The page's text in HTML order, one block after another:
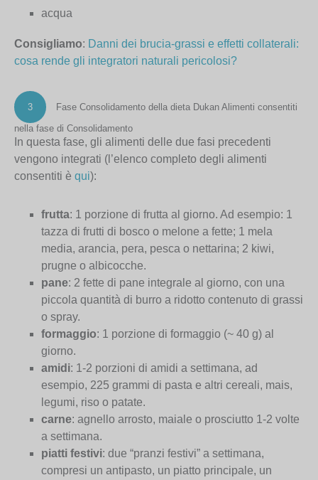
acqua
Consigliamo: Danni dei brucia-grassi e effetti collaterali:
cosa rende gli integratori naturali pericolosi?
3 Fase Consolidamento della dieta Dukan Alimenti consentiti
nella fase di Consolidamento
In questa fase, gli alimenti delle due fasi precedenti
vengono integrati (l’elenco completo degli alimenti
consentiti è qui):
frutta: 1 porzione di frutta al giorno. Ad esempio: 1
tazza di frutti di bosco o melone a fette; 1 mela
media, arancia, pera, pesca o nettarina; 2 kiwi,
prugne o albicocche.
pane: 2 fette di pane integrale al giorno, con una
piccola quantità di burro a ridotto contenuto di grassi
o spray.
formaggio: 1 porzione di formaggio (~ 40 g) al
giorno.
amidi: 1-2 porzioni di amidi a settimana, ad
esempio, 225 grammi di pasta e altri cereali, mais,
legumi, riso o patate.
carne: agnello arrosto, maiale o prosciutto 1-2 volte
a settimana.
piatti festivi: due “pranzi festivi” a settimana,
compresi un antipasto, un piatto principale, un